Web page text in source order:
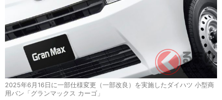
2025年6月16日に一部仕様変更（一部改良）を実施したダイハツ 小型商
用バン「グランマックス カーゴ」